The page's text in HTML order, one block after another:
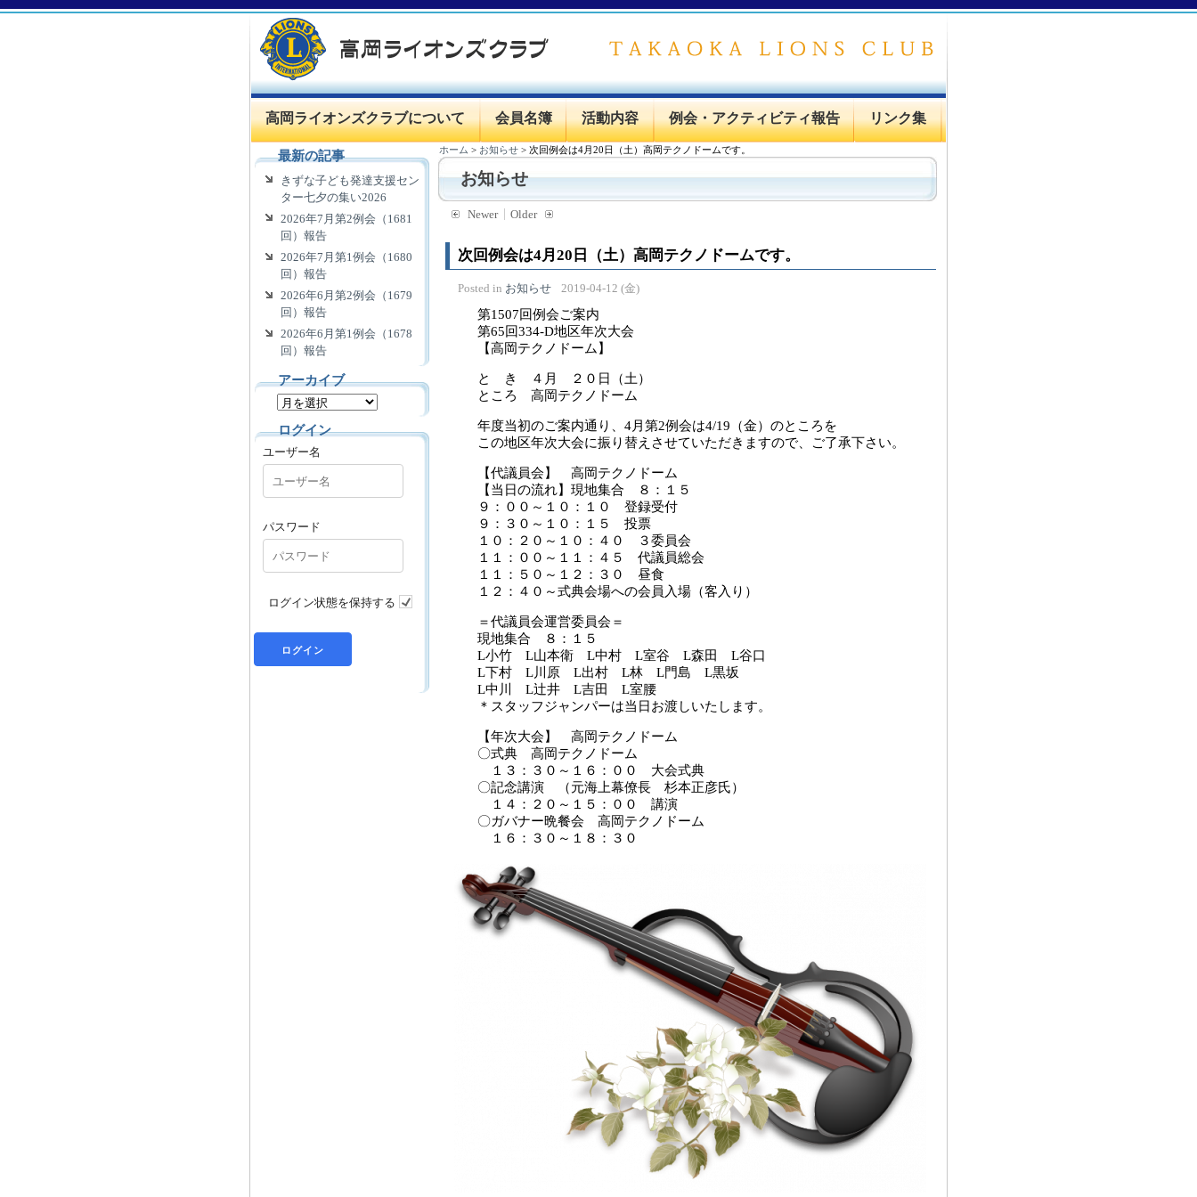
高岡ライオンズクラブについて 会員名簿 活動内容 例会・アクティビティ報告 リンク集
ホーム > お知らせ >次回例会は4月20日（土）高岡テクノドームです。
お知らせ
Newer Older
次回例会は4月20日（土）高岡テクノドームです。
Posted in お知らせ 2019-04-12 (金)
第1507回例会ご案内
第65回334-D地区年次大会
【高岡テクノドーム】
と き ４月 ２０日（土）
ところ 高岡テクノドーム
年度当初のご案内通り、4月第2例会は4/19（金）のところを
この地区年次大会に振り替えさせていただきますので、ご了承下さい。
【代議員会】 高岡テクノドーム
【当日の流れ】現地集合 ８：１５
９：００～１０：１０ 登録受付
９：３０～１０：１５ 投票
１０：２０～１０：４０ ３委員会
１１：００～１１：４５ 代議員総会
１１：５０～１２：３０ 昼食
１２：４０～式典会場への会員入場（客入り）
＝代議員会運営委員会＝
現地集合 ８：１５
L小竹 L山本衛 L中村 L室谷 L森田 L谷口
L下村 L川原 L出村 L林 L門島 L黒坂
L中川 L辻井 L吉田 L室腰
＊スタッフジャンパーは当日お渡しいたします。
【年次大会】 高岡テクノドーム
〇式典 高岡テクノドーム
１３：３０～１６：００ 大会式典
〇記念講演 （元海上幕僚長 杉本正彦氏）
１４：２０～１５：００ 講演
〇ガバナー晩餐会 高岡テクノドーム
１６：３０～１８：３０
最新の記事
きずな子ども発達支援セン
ター七夕の集い2026
2026年7月第2例会（1681
回）報告
2026年7月第1例会（1680
回）報告
2026年6月第2例会（1679
回）報告
2026年6月第1例会（1678
回）報告
アーカイブ
ログイン
ユーザー名
パスワード
ログイン状態を保持する